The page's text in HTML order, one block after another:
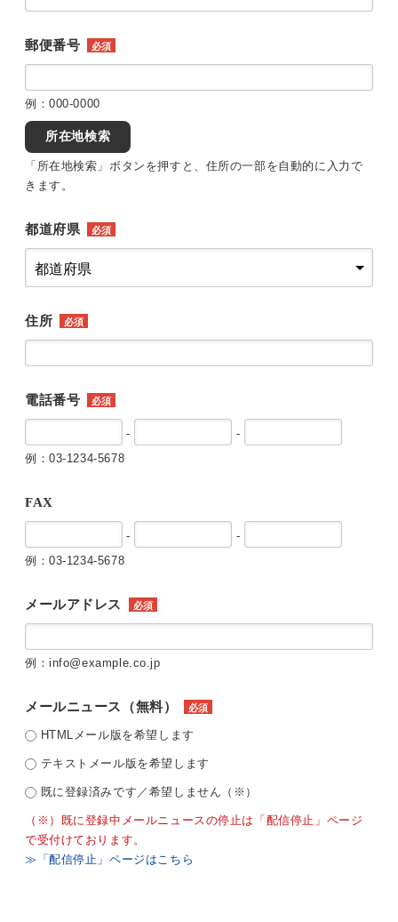
郵便番号 必須
例：000-0000
所在地検索
「所在地検索」ボタンを押すと、住所の一部を自動的に入力で
きます。
都道府県 必須
住所 必須
電話番号 必須
-
-
例：03-1234-5678
FAX
-
-
例：03-1234-5678
メールアドレス 必須
例：info@example.co.jp
メールニュース（無料） 必須
HTMLメール版を希望します
テキストメール版を希望します
既に登録済みです／希望しません（※）
（※）既に登録中メールニュースの停止は「配信停止」ページ
で受付けております。
≫「配信停止」ページはこちら